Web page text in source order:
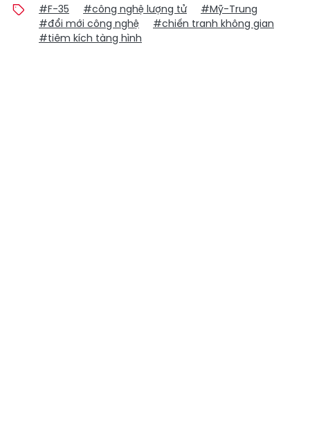
#F-35 #công nghệ lượng tử
#Mỹ-Trung
#đổi mới công nghệ
#chiến tranh không gian
#tiêm kích tàng hình